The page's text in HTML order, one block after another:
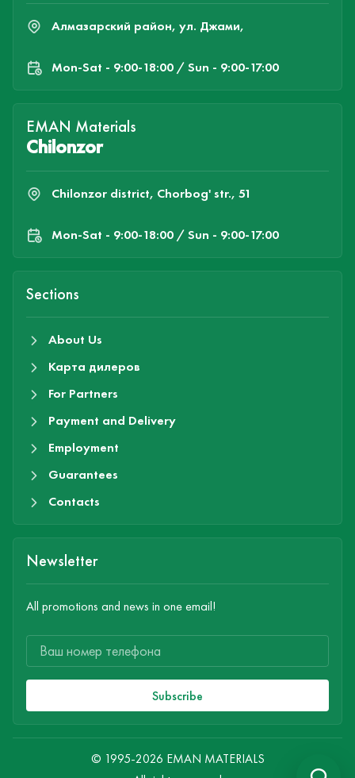
Алмазарский район, ул. Джами,
Mon-Sat - 9:00-18:00 / Sun - 9:00-17:00
EMAN Materials
Chilonzor
Chilonzor district, Chorbog' str., 51
Mon-Sat - 9:00-18:00 / Sun - 9:00-17:00
Sections
About Us
Карта дилеров
For Partners
Payment and Delivery
Employment
Guarantees
Contacts
Newsletter
All promotions and news in one email!
Subscribe
© 1995-2026 EMAN MATERIALS